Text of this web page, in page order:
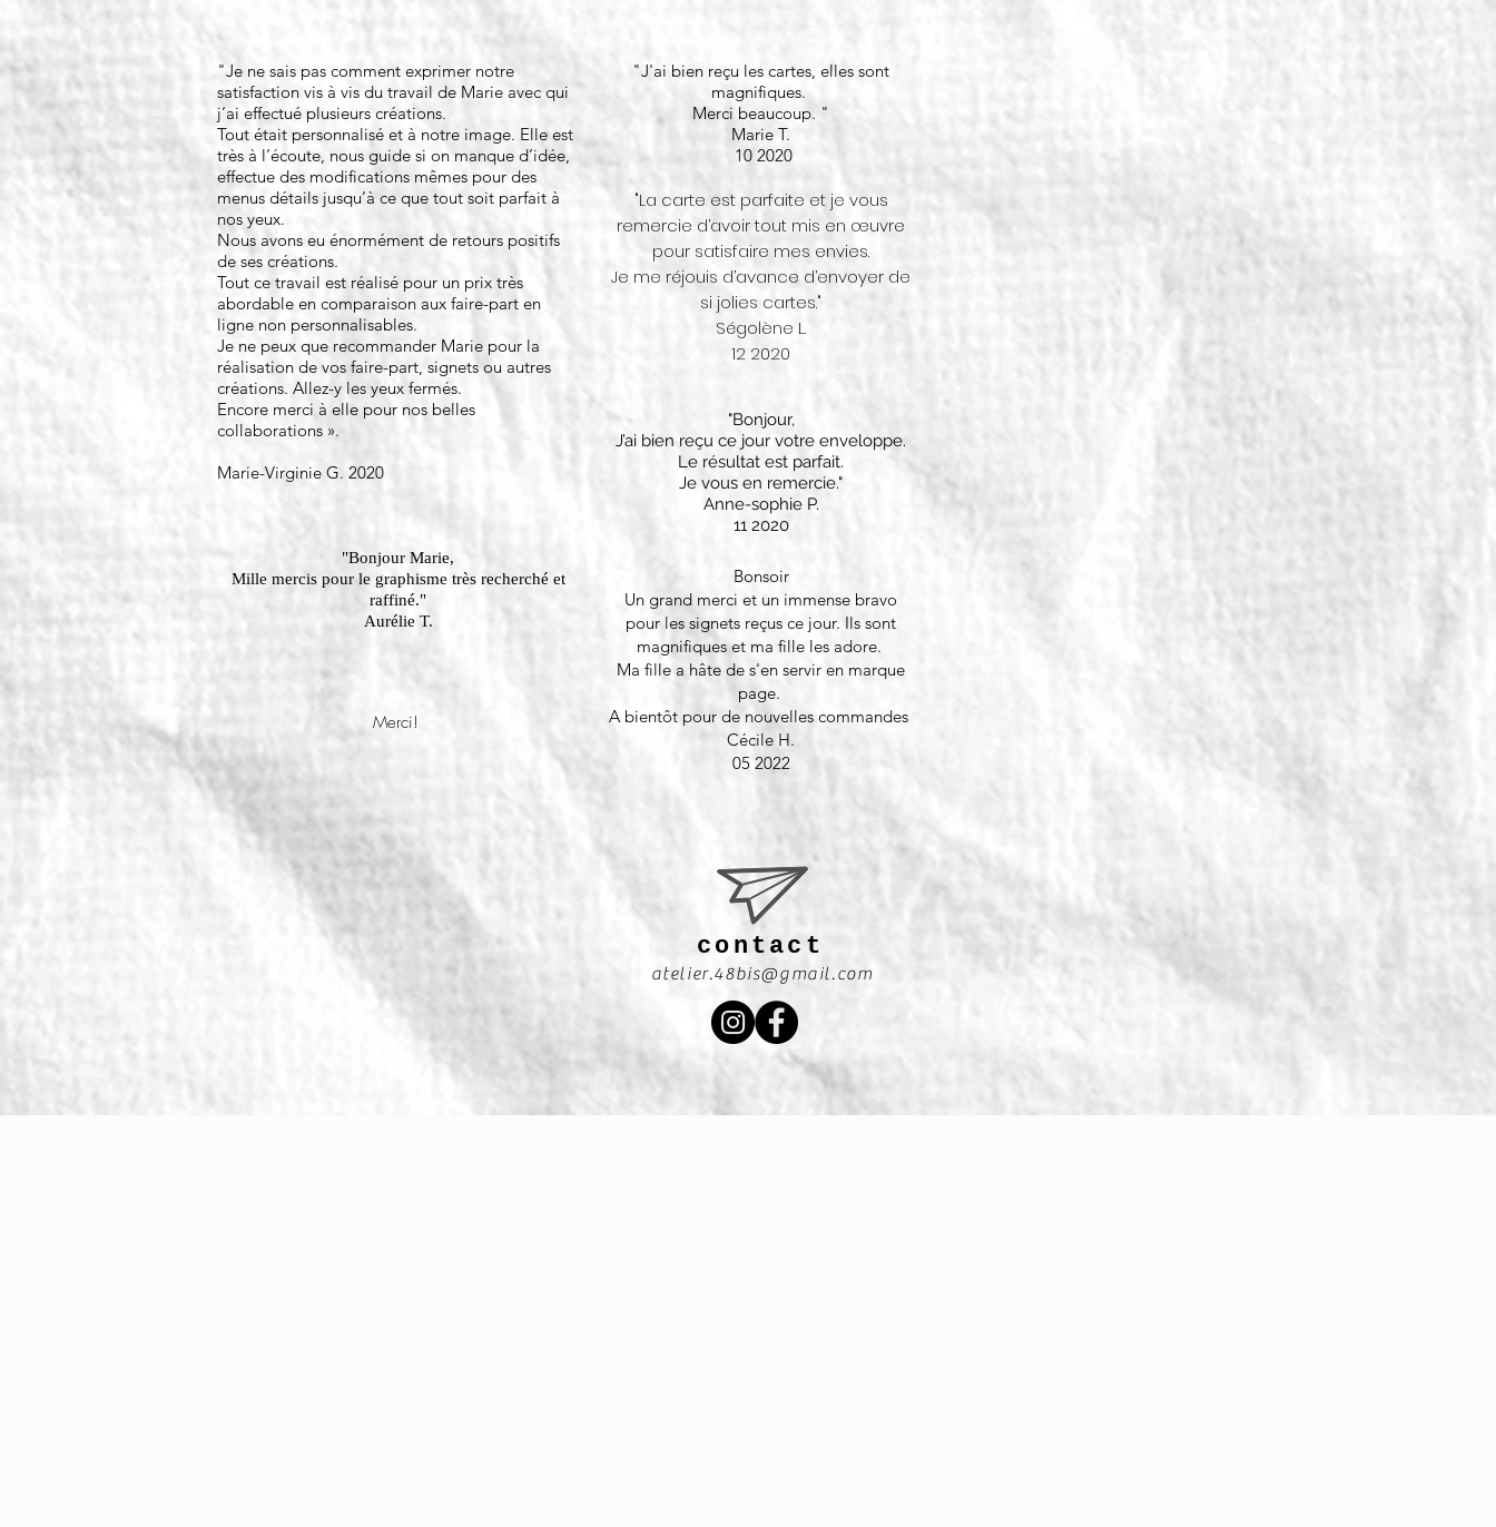
Bonsoir
Un grand merci et un immense bravo
pour les signets reçus ce jour. Ils sont
magnifiques et ma fille les adore.
Ma fille a hâte de s'en servir en marque
page.
A bientôt pour de nouvelles commandes
Cécile H.
05 2022
"J'ai bien reçu les cartes, elles sont
magnifiques.
Merci beaucoup. "
Marie T.
10 2020
​​"La carte est parfaite et je vous
remercie d’avoir tout mis en œuvre
pour satisfaire mes envies.
Je me réjouis d’avance d’envoyer de
si jolies cartes."
Ségolène L.
12 2020
"Bonjour,
J’ai bien reçu ce jour votre enveloppe.
Le résultat est parfait.
Je vous en remercie."
Anne-sophie P.
11 2020
"Je ne sais pas comment exprimer notre
satisfaction vis à vis du travail de Marie avec qui
j’ai effectué plusieurs créations.
Tout était personnalisé et à notre image. Elle est
très à l’écoute, nous guide si on manque d’idée,
effectue des modifications mêmes pour des
menus détails jusqu’à ce que tout soit parfait à
nos yeux.
Nous avons eu énormément de retours positifs
de ses créations.
Tout ce travail est réalisé pour un prix très
abordable en comparaison aux faire-part en
ligne non personnalisables.
Je ne peux que recommander Marie pour la
réalisation de vos faire-part, signets ou autres
créations. Allez-y les yeux fermés.
Encore merci à elle pour nos belles
collaborations ».
Marie-Virginie G. 2020
"Bonjour Marie,
Mille mercis pour le graphisme très recherché et
raffiné."
Aurélie T.
atelier.48bis@gmail.com
Merci!
contact